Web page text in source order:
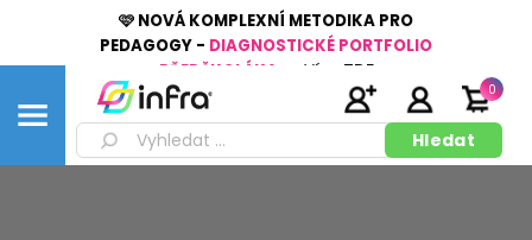
🩷 NOVÁ KOMPLEXNÍ METODIKA PRO
PEDAGOGY - DIAGNOSTICKÉ PORTFOLIO
PŘEDŠKOLÁKA
Více ZDE
0